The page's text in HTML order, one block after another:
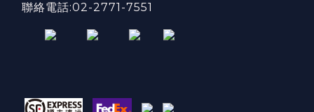
聯絡電話:02-2771-7551